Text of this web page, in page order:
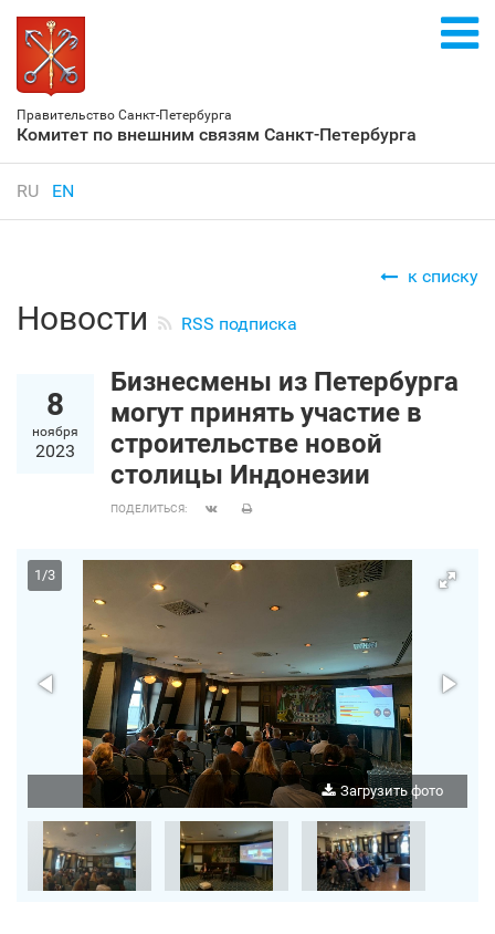
Правительство Санкт‑Петербурга
Комитет по внешним связям Санкт‑Петербурга
RU EN
к списку
Новости RSS подписка
8
ноября
2023
Бизнесмены из Петербурга
могут принять участие в
строительстве новой
столицы Индонезии
ПОДЕЛИТЬСЯ:
Загрузить фото
1/3